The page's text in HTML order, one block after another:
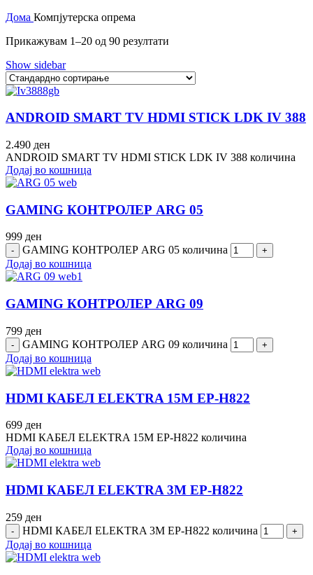
Дома Компјутерска опрема
Прикажувам 1–20 од 90 резултати
Show sidebar
ANDROID SMART TV HDMI STICK LDK IV 388
2.490 ден
ANDROID SMART TV HDMI STICK LDK IV 388 количина
Додај во кошница
GAMING КОНТРОЛЕР ARG 05
999 ден
GAMING КОНТРОЛЕР ARG 05 количина
Додај во кошница
GAMING КОНТРОЛЕР ARG 09
799 ден
GAMING КОНТРОЛЕР ARG 09 количина
Додај во кошница
HDMI КАБЕЛ ELEKTRA 15M EP-H822
699 ден
HDMI КАБЕЛ ELEKTRA 15M EP-H822 количина
Додај во кошница
HDMI КАБЕЛ ELEKTRA 3M EP-H822
259 ден
HDMI КАБЕЛ ELEKTRA 3M EP-H822 количина
Додај во кошница